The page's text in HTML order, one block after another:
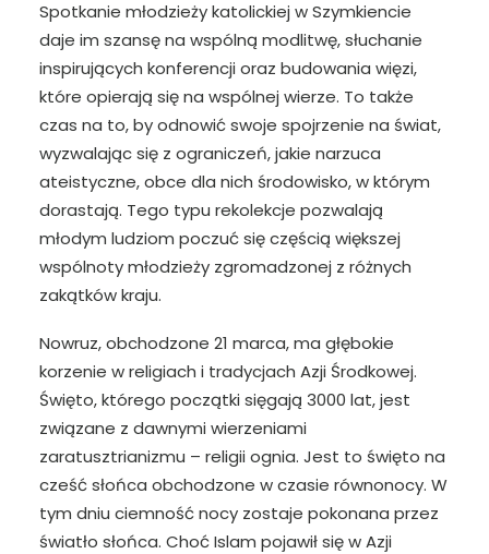
Spotkanie młodzieży katolickiej w Szymkiencie
daje im szansę na wspólną modlitwę, słuchanie
inspirujących konferencji oraz budowania więzi,
które opierają się na wspólnej wierze. To także
czas na to, by odnowić swoje spojrzenie na świat,
wyzwalając się z ograniczeń, jakie narzuca
ateistyczne, obce dla nich środowisko, w którym
dorastają. Tego typu rekolekcje pozwalają
młodym ludziom poczuć się częścią większej
wspólnoty młodzieży zgromadzonej z różnych
zakątków kraju.
Nowruz, obchodzone 21 marca, ma głębokie
korzenie w religiach i tradycjach Azji Środkowej.
Święto, którego początki sięgają 3000 lat, jest
związane z dawnymi wierzeniami
zaratusztrianizmu – religii ognia. Jest to święto na
cześć słońca obchodzone w czasie równonocy. W
tym dniu ciemność nocy zostaje pokonana przez
światło słońca. Choć Islam pojawił się w Azji